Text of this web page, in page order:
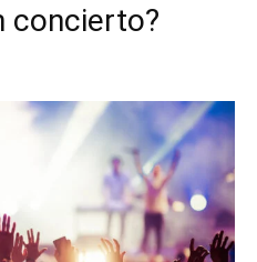
concierto?